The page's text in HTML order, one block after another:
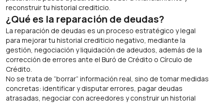
reconstruir tu historial crediticio.
¿Qué es la reparación de deudas?
La reparación de deudas es un proceso estratégico y legal
para mejorar tu historial crediticio negativo, mediante la
gestión, negociación y liquidación de adeudos, además de la
corrección de errores ante el Buró de Crédito o Círculo de
Crédito.
No se trata de “borrar” información real, sino de tomar medidas
concretas: identificar y disputar errores, pagar deudas
atrasadas, negociar con acreedores y construir un historial